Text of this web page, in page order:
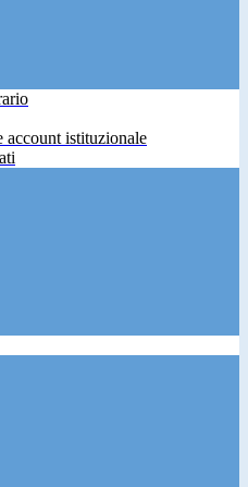
account istituzionale